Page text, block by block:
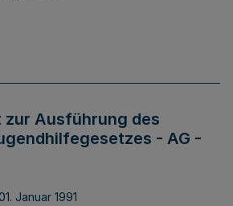
zur Ausführung des
- AG -
Januar 1991